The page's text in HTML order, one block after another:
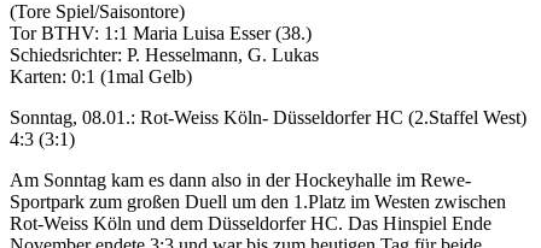
(Tore Spiel/Saisontore)
Tor BTHV: 1:1 Maria Luisa Esser (38.)
Schiedsrichter: P. Hesselmann, G. Lukas
Karten: 0:1 (1mal Gelb)
Sonntag, 08.01.: Rot-Weiss Köln- Düsseldorfer HC (2.Staffel West)
4:3 (3:1)
Am Sonntag kam es dann also in derHockeyhalle im Rewe-
Sportpark zum großen Duell um den 1.Platz im Westen zwischen
Rot-Weiss Köln und dem Düsseldorfer HC. Das Hinspiel Ende